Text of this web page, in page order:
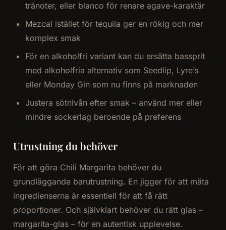
tränoter, eller blanco för renare agave-karaktär
Mezcal istället för tequila ger en rökig och mer
komplex smak
För en alkoholfri variant kan du ersätta bassprit
med alkoholfria alternativ som Seedlip, Lyre’s
eller Monday Gin som nu finns på marknaden
Justera sötnivån efter smak – använd mer eller
mindre sockerlag beroende på preferens
Utrustning du behöver
För att göra Chili Margarita behöver du
grundläggande barutrustning. En jigger för att mäta
ingredienserna är essentiell för att få rätt
proportioner. Och självklart behöver du rätt glas –
margarita-glas – för en autentisk upplevelse.